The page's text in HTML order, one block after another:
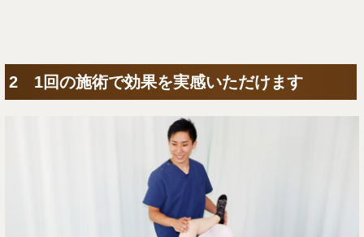
2 1回の施術で効果を実感いただけます